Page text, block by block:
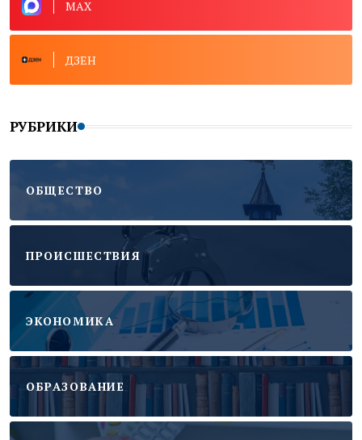
MAX
ДЗЕН
РУБРИКИ
ОБЩЕСТВО
ПРОИСШЕСТВИЯ
ЭКОНОМИКА
ОБРАЗОВАНИЕ